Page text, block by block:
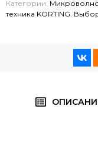
Категории:
техника KORTING,